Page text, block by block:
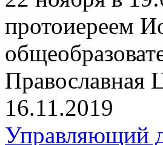
протоиереем
Православная
16.11.2019
Управляющий